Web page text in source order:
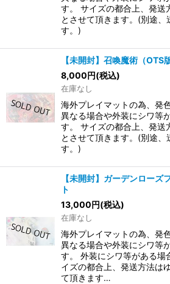
す。 サイズの都合上、発送
とさせて頂きます。(別途、
す。)
【未開封】召喚魔術（OTS
8,000円(税込)
在庫なし
海外プレイマットの為、発
異なる場合や外装にシワ等
す。 サイズの都合上、発送
とさせて頂きます。(別途、
す。)
【未開封】ガーデンロー
ト
13,000円(税込)
在庫なし
海外プレイマットの為、発
異なる場合や外装にシワ等
す。 外装にシワ等がある場
イズの都合上、発送方法は
て頂きます…